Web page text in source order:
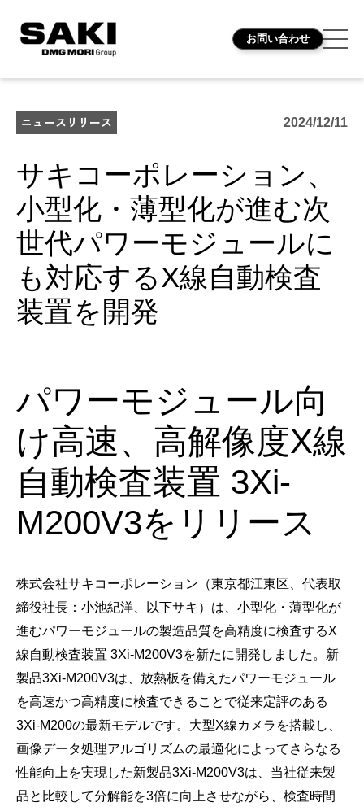
お問い合わせ
ニュースリリース 2024/12/11
サキコーポレーション、
小型化・薄型化が進む次
世代パワーモジュールに
も対応するX線自動検査
装置を開発
パワーモジュール向
け高速、高解像度X線
自動検査装置 3Xi-
M200V3をリリース
株式会社サキコーポレーション（東京都江東区、代表取
締役社長：小池紀洋、以下サキ）は、小型化・薄型化が
進むパワーモジュールの製造品質を高精度に検査するX
線自動検査装置 3Xi-M200V3を新たに開発しました。新
製品3Xi-M200V3は、放熱板を備えたパワーモジュール
を高速かつ高精度に検査できることで従来定評のある
3Xi-M200の最新モデルです。大型X線カメラを搭載し、
画像データ処理アルゴリズムの最適化によってさらなる
性能向上を実現した新製品3Xi-M200V3は、当社従来製
品と比較して分解能を3倍に向上させながら、検査時間